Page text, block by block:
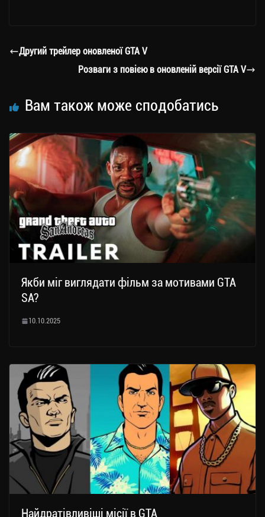
a
er ok Li
nk
ли
ти
Другий трейлер оновленої GTA V
Розваги з повією в оновленій версії GTA V
Вам також може сподобатись
Якби міг виглядати фільм за мотивами GTA
SA?
10.10.2025
Найдратівливіші місії в GTA